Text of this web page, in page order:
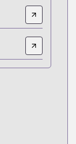
shonen/
wind-